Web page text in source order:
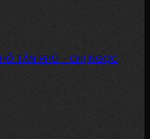
TÂN PHÚ – CHỊ NGỌC